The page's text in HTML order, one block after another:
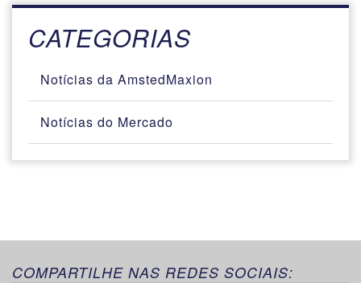
CATEGORIAS
Notícias da AmstedMaxion
Notícias do Mercado
COMPARTILHE NAS REDES SOCIAIS: